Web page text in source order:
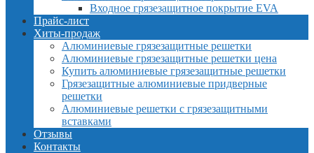
Входное грязезащитное покрытие EVA
Прайс-лист
Хиты-продаж
Алюминиевые грязезащитные решетки
Алюминиевые грязезащитные решетки цена
Купить алюминиевые грязезащитные решетки
Грязезащитные алюминиевые придверные
решетки
Алюминиевые решетки с грязезащитными
вставками
Отзывы
Контакты